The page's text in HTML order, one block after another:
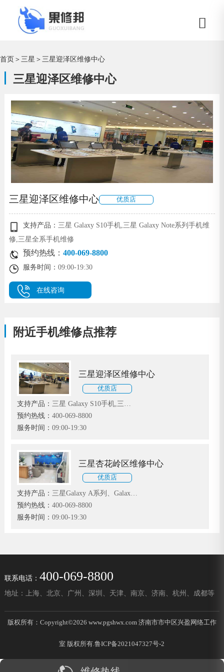
首页＞三星 ＞三星迎泽区维修中心
三星迎泽区维修中心
三星迎泽区维修中心 优质店
支持产品：三星 Galaxy S10手机,三星 Galaxy Note系列手机维
修,三星全系手机维修
预约热线：400-069-8800
服务时间：09:00-19:30
在线咨询
附近手机维修点推荐
三星迎泽区维修中心
优质店
支持产品： 三星 Galaxy S10手机,三星
Galaxy Note系列手机维修,三星全系手
机维修
预约热线： 400-069-8800
服务时间： 09:00-19:30
三星杏花岭区维修中心
优质店
支持产品： 三星Galaxy A系列、Galaxy
F系列和Galaxy S系列
预约热线： 400-069-8800
服务时间： 09:00-19:30
联系电话： 400-069-8800
地址：上海、北京、广州、深圳、天津、南京、济南、杭州、成都等
版权所有：Copyright©2026 www.pgshwx.com 济南市市中区兴盈网络工作
室 版权所有.鲁ICP备2021047327号-2